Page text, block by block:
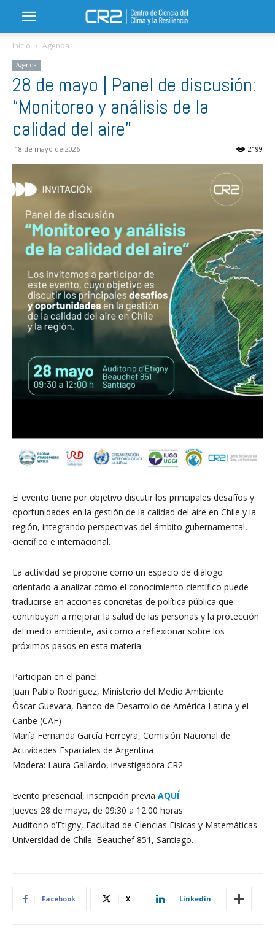
Inicio Agenda
Agenda
28 de mayo | Panel de discusión:
“Monitoreo y análisis de la
calidad del aire”
18 de mayo de 2026 2199
El evento tiene por objetivo discutir los principales desafíos y
oportunidades en la gestión de la calidad del aire en Chile y la
región, integrando perspectivas del ámbito gubernamental,
científico e internacional.
La actividad se propone como un espacio de diálogo
orientado a analizar cómo el conocimiento científico puede
traducirse en acciones concretas de política pública que
contribuyan a mejorar la salud de las personas y la protección
del medio ambiente, así como a reflexionar sobre los
próximos pasos en esta materia.
Participan en el panel:
Juan Pablo Rodríguez, Ministerio del Medio Ambiente
Óscar Guevara, Banco de Desarrollo de América Latina y el
Caribe (CAF)
María Fernanda García Ferreyra, Comisión Nacional de
Actividades Espaciales de Argentina
Modera: Laura Gallardo, investigadora CR2
Evento presencial, inscripción previa AQUÍ
Jueves 28 de mayo, de 09:30 a 12:00 horas
Auditorio d’Etigny, Facultad de Ciencias Físicas y Matemáticas
Universidad de Chile. Beauchef 851, Santiago.
Facebook X Linkedin